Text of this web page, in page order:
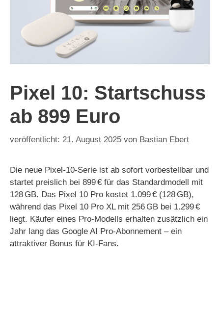
Pixel 10: Startschuss
ab 899 Euro
21. August 2025 von Bastian Ebert
Die neue Pixel-10-Serie ist ab sofort vorbestellbar und
startet preislich bei 899 € für das Standardmodell mit
128 GB. Das Pixel 10 Pro kostet 1.099 € (128 GB),
während das Pixel 10 Pro XL mit 256 GB bei 1.299 €
liegt. Käufer eines Pro-Modells erhalten zusätzlich ein
Jahr lang das Google AI Pro-Abonnement – ein
attraktiver Bonus für KI-Fans.